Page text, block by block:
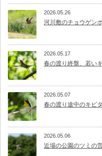
2026.05.26
河川敷のチョウゲンボ
2026.05.17
春の渡り終盤、若い
2026.05.07
春の渡り途中のキビタ
2026.05.06
近場の公園のツミの営